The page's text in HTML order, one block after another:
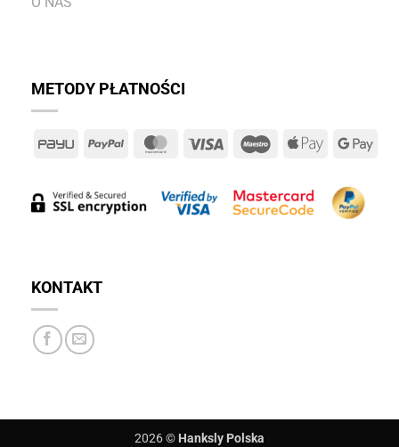
METODY PŁATNOŚCI
PayU PayPal MasterCard
Visa MaestroApple
KONTAKT
2026 © Hanksly Polska